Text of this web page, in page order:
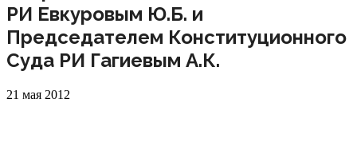
РИ Евкуровым Ю.Б. и
Председателем Конституционного
Суда РИ Гагиевым А.К.
21 мая 2012